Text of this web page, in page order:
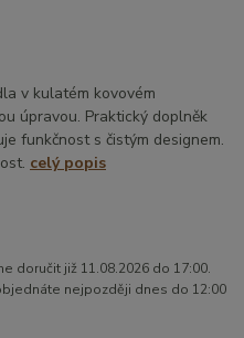
v kulatém kovovém
úpravou. Praktický doplněk
funkčnost s čistým designem.
celý popis
doručit již 11.08.2026 do 17:00.
nejpozději dnes do 12:00